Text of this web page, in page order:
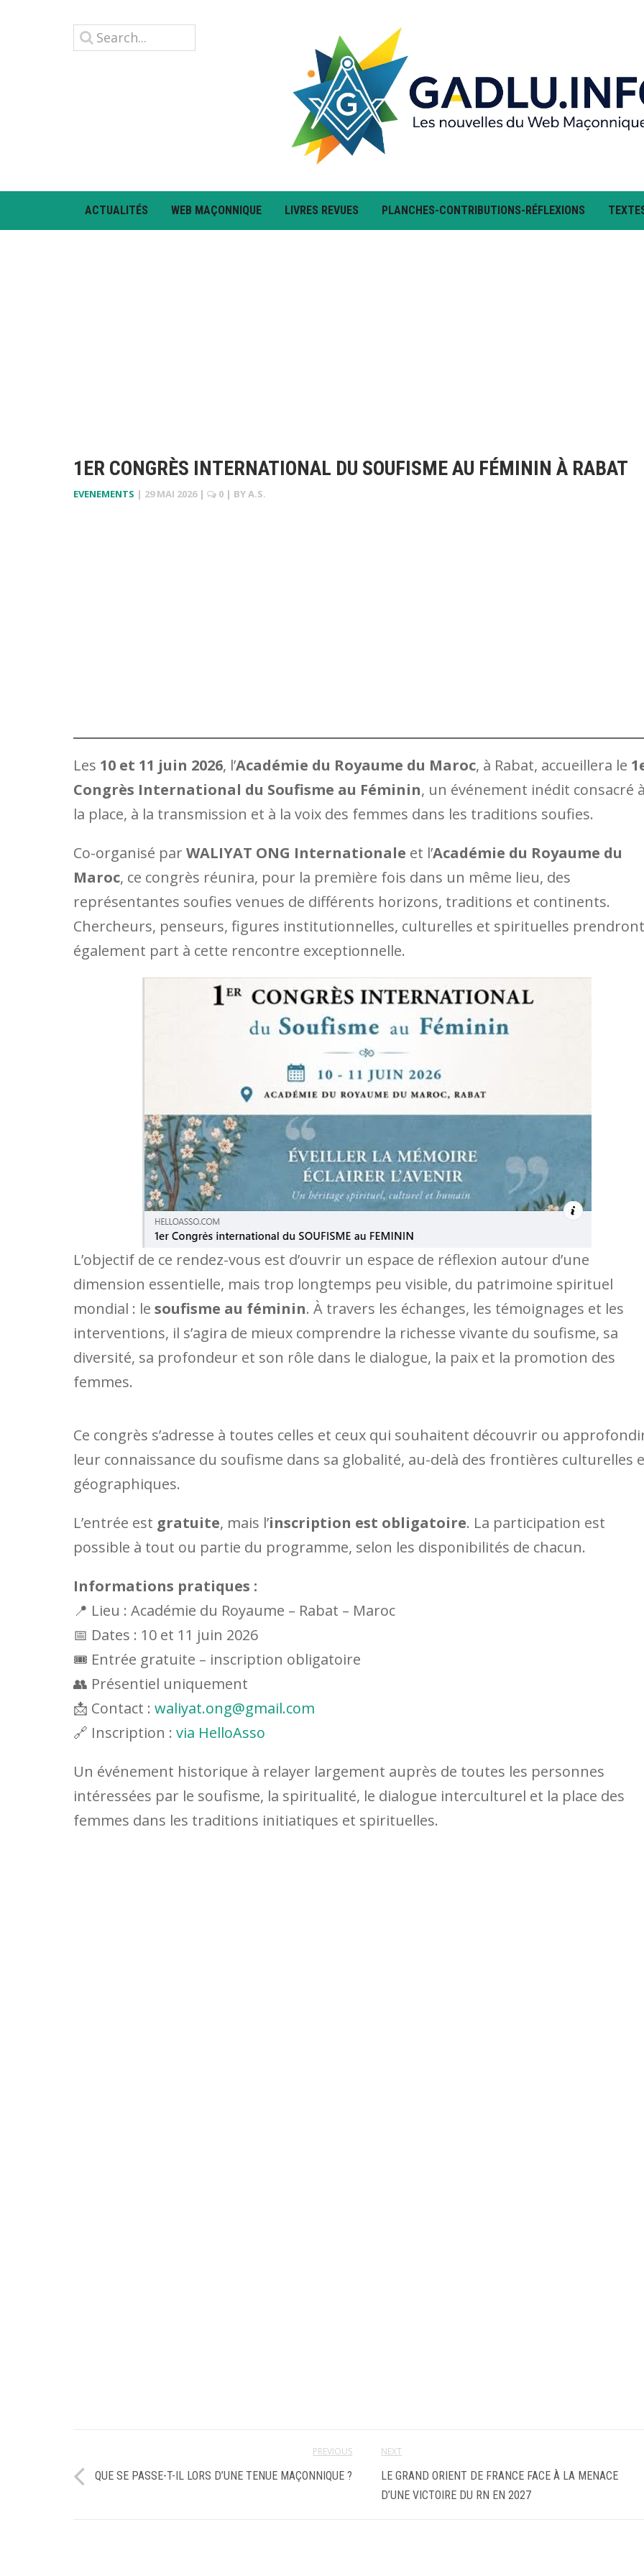
ACTUALITÉS WEB MAÇONNIQUE LIVRES REVUES PLANCHES-CONTRIBUTIONS-RÉFLEXIONS
1ER CONGRÈS INTERNATIONAL DU SOUFISME AU FÉMININ À RABAT
EVENEMENTS | 29 MAI 2026 | 0 | BYA.S.
Les 10 et 11 juin 2026, l’Académie du Royaume du Maroc, à Rabat, accueillera le
Congrès International du Soufisme au Féminin, un événement inédit consacré
la place, à la transmission et à la voix des femmes dans les traditions soufies.
Co-organisé par WALIYAT ONG Internationale et l’Académie du Royaume du
Maroc, ce congrès réunira, pour la première fois dans un même lieu, des
représentantes soufies venues de différents horizons, traditions et continents.
Chercheurs, penseurs, figures institutionnelles, culturelles et spirituelles prendront
également part à cette rencontre exceptionnelle.
L’objectif de ce rendez-vous est d’ouvrir un espace de réflexion autour d’une
dimension essentielle, mais trop longtemps peu visible, du patrimoine spirituel
mondial : le soufisme au féminin. À travers les échanges, les témoignages et les
interventions, il s’agira de mieux comprendre la richesse vivante du soufisme, sa
diversité, sa profondeur et son rôle dans le dialogue, la paix et la promotion des
femmes.
Ce congrès s’adresse à toutes celles et ceux qui souhaitent découvrir ou
leur connaissance du soufisme dans sa globalité, au-delà des frontières culturelles
géographiques.
L’entrée est gratuite, mais l’inscription est obligatoire. La participation est
possible à tout ou partie du programme, selon les disponibilités de chacun.
Informations pratiques :
📍 Lieu : Académie du Royaume – Rabat – Maroc
📅 Dates : 10 et 11 juin 2026
🎟️ Entrée gratuite – inscription obligatoire
👥 Présentiel uniquement
📩 Contact : waliyat.ong@gmail.com
🔗 Inscription : via HelloAsso
Un événement historique à relayer largement auprès de toutes les personnes
intéressées par le soufisme, la spiritualité, le dialogue interculturel et la place des
femmes dans les traditions initiatiques et spirituelles.
PREVIOUS
QUE SE PASSE-T-IL LORS D’UNE TENUE MAÇONNIQUE ?
NEXT
LE GRAND ORIENT DE FRANCE FACE À LA MENACE
D’UNE VICTOIRE DU RN EN 2027